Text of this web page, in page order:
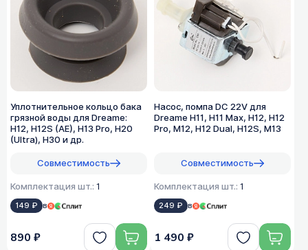
Уплотнительное кольцо бака
грязной воды для Dreame:
H12, H12S (AE), H13 Pro, H20
(Ultra), H30 и др.
Совместимость
Комплектация шт.: 1
149 ₽ в
890 ₽
Насос, помпа DC 22V для
Dreame H11, H11 Max, H12, H12
Pro, M12, H12 Dual, H12S, M13
Совместимость
Комплектация шт.: 1
249 ₽ в
1 490 ₽